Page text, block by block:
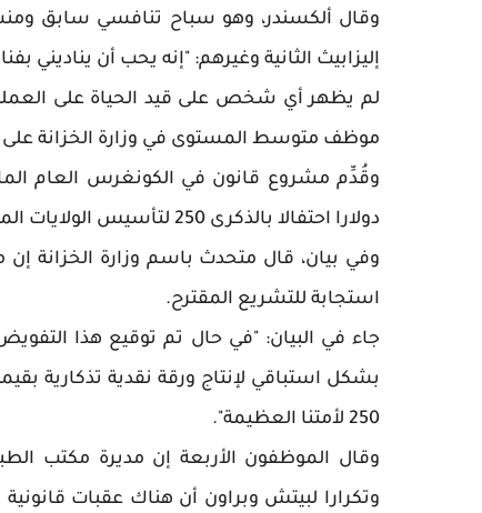
وقال ألكسندر، وهو سباح تنافسي سابق
إليزابيث الثانية وغيرهم: "إنه يحب أن يناديني
موظف متوسط المستوى في وزارة الخزانة على ورقة
دولارا احتفالا بالذكرى 250 لتأسيس الولايات المتحدة، إلا أنه لم يُقرّ.
وفي بيان، قال متحدث باسم وزارة الخزانة إن
استجابة للتشريع المقترح.
جاء في البيان: "في حال تم توقيع هذا
250 لأمتنا العظيمة".
وقال الموظفون الأربعة إن مديرة مكتب
وتكرارا لبيتش وبراون أن هناك عقبات